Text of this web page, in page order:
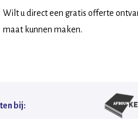
Wilt u direct een gratis offerte
maat kunnen maken.
bij: